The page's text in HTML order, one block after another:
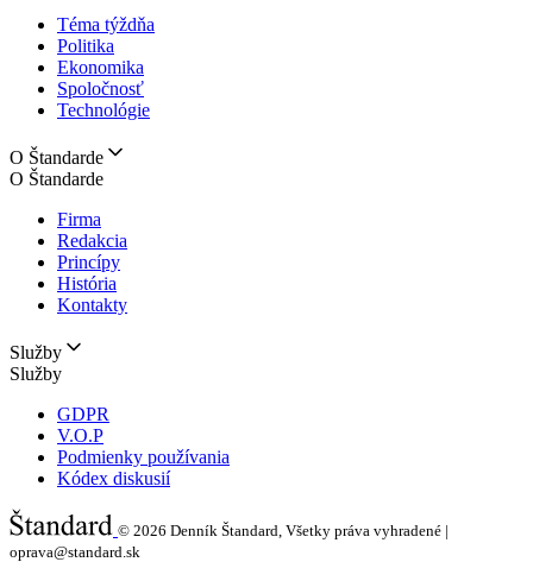
Téma týždňa
Politika
Ekonomika
Spoločnosť
Technológie
O Štandarde
O Štandarde
Firma
Redakcia
Princípy
História
Kontakty
Služby
Služby
GDPR
V.O.P
Podmienky používania
Kódex diskusií
© 2026 Denník Štandard, Všetky práva vyhradené |
oprava@standard.sk